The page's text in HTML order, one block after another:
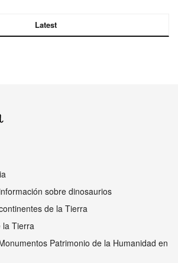
Latest
sobre dinosaurios
de la Tierra
la Tierra
Patrimonio de la Humanidad en